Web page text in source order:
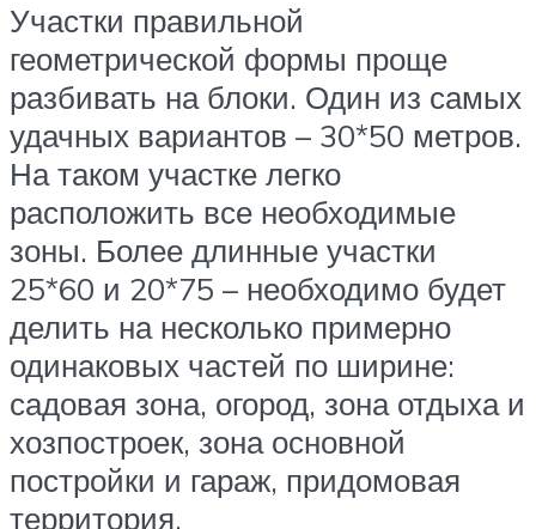
Участки правильной
геометрической формы проще
разбивать на блоки. Один из самых
удачных вариантов – 30*50 метров.
На таком участке легко
расположить все необходимые
зоны. Более длинные участки
25*60 и 20*75 – необходимо будет
делить на несколько примерно
одинаковых частей по ширине:
садовая зона, огород, зона отдыха и
хозпостроек, зона основной
постройки и гараж, придомовая
территория.